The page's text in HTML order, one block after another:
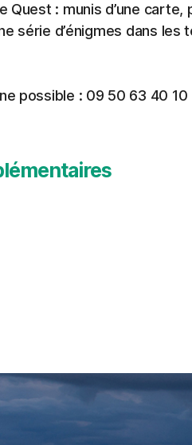
Quest : munis d’une carte,
série d’énigmes dans les
possible : 09 50 63 40 10